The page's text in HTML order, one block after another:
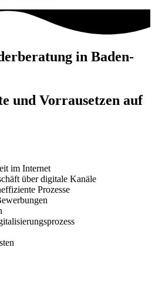
in Baden-
und Vorrausetzen auf
im Internet
über digitale Kanäle
Prozesse